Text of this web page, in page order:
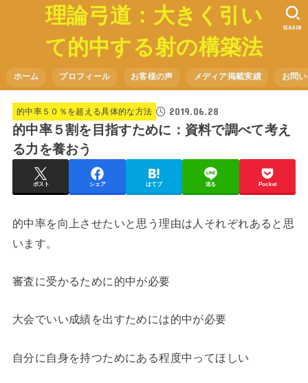
理論弓道：大きく引い
て的中する射の構築法
ホーム プロフィール お客様の声 メディア掲載実績 お問
SEARCH
的中率５０％を超える具体的な方法 2019.06.28
的中率５割を目指すために：資料で調べて考え
る力を養おう
ポスト シェア はてブ 送る Pocket
的中率を向上させたいと思う理由は人それぞれあると思
います。
審査に受かるために的中が必要
大会でいい成績を出すためには的中が必要
自分に自身を持つためにある程度中ってほしい